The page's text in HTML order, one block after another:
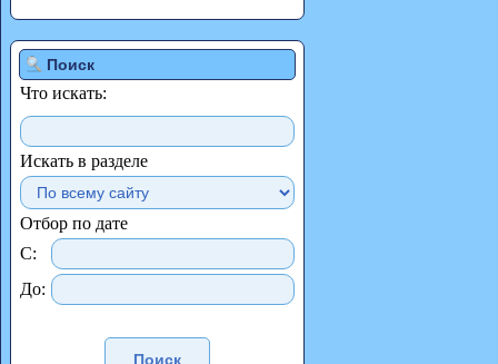
Поиск
Что искать:
Искать в разделе
Отбор по дате
С:
До: